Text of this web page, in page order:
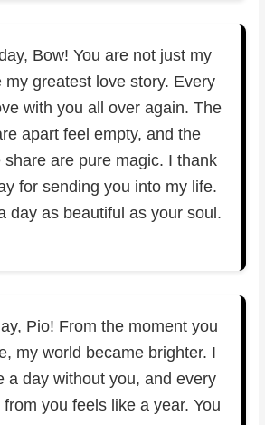
Bow! You are not just my
my greatest love story. Every
with you all over again. The
apart feel empty, and the
share are pure magic. I thank
for sending you into my life.
day as beautiful as your soul.
Pio! From the moment you
my world became brighter. I
a day without you, and every
you feels like a year. You